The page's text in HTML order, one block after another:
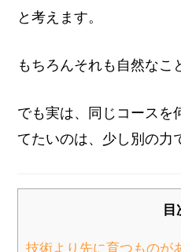
と考えます。
もちろんそれも自然なこ
でも実は、同じコースを
てたいのは、少し別の力
目
技術より先に育つものが